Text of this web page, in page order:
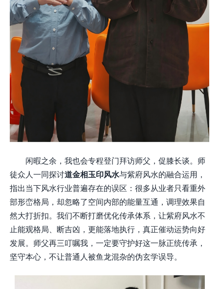
闲暇之余，我也会专程登门拜访师父，促膝长谈。师
徒众人一同探讨道金相玉印风水与紫府风水的融合运用，
指出当下风水行业普遍存在的误区：很多从业者只看重外
部形峦格局，却忽略了空间内部的能量互通，调理效果自
然大打折扣。我们不断打磨优化传承体系，让紫府风水不
止能观格局、断吉凶，更能落地执行，真正催动运势向好
发展。师父再三叮嘱我，一定要守护好这一脉正统传承，
坚守本心，不让普通人被鱼龙混杂的伪玄学误导。